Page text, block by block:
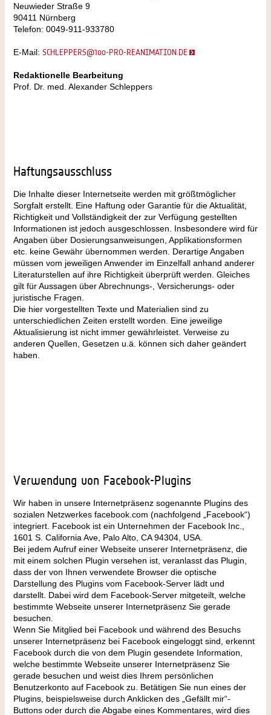
Neuwieder Straße 9
90411 Nürnberg
Telefon: 0049-911-933780
E-Mail: SCHLEPPERS@100-PRO-REANIMATION.DE
Redaktionelle Bearbeitung
Prof. Dr. med. Alexander Schleppers
Haftungsausschluss
Die Inhalte dieser Internetseite werden mit größtmöglicher
Sorgfalt erstellt. Eine Haftung oder Garantie für die Aktualität,
Richtigkeit und Vollständigkeit der zur Verfügung gestellten
Informationen ist jedoch ausgeschlossen. Insbesondere wird für
Angaben über Dosierungsanweisungen, Applikationsformen
etc. keine Gewähr übernommen werden. Derartige Angaben
müssen vom jeweiligen Anwender im Einzelfall anhand anderer
Literaturstellen auf ihre Richtigkeit überprüft werden. Gleiches
gilt für Aussagen über Abrechnungs-, Versicherungs- oder
juristische Fragen.
Die hier vorgestellten Texte und Materialien sind zu
unterschiedlichen Zeiten erstellt worden. Eine jeweilige
Aktualisierung ist nicht immer gewährleistet. Verweise zu
anderen Quellen, Gesetzen u.ä. können sich daher geändert
haben.
Verwendung von Facebook-Plugins
Wir haben in unsere Internetpräsenz sogenannte Plugins des
sozialen Netzwerkes facebook.com (nachfolgend „Facebook“)
integriert. Facebook ist ein Unternehmen der Facebook Inc.,
1601 S. California Ave, Palo Alto, CA 94304, USA.
Bei jedem Aufruf einer Webseite unserer Internetpräsenz, die
mit einem solchen Plugin versehen ist, veranlasst das Plugin,
dass der von Ihnen verwendete Browser die optische
Darstellung des Plugins vom Facebook-Server lädt und
darstellt. Dabei wird dem Facebook-Server mitgeteilt, welche
bestimmte Webseite unserer Internetpräsenz Sie gerade
besuchen.
Wenn Sie Mitglied bei Facebook und während des Besuchs
unserer Internetpräsenz bei Facebook eingeloggt sind, erkennt
Facebook durch die von dem Plugin gesendete Information,
welche bestimmte Webseite unserer Internetpräsenz Sie
gerade besuchen und weist dies Ihrem persönlichen
Benutzerkonto auf Facebook zu. Betätigen Sie nun eines der
Plugins, beispielsweise durch Anklicken des „Gefällt mir“-
Buttons oder durch die Abgabe eines Kommentares, wird dies